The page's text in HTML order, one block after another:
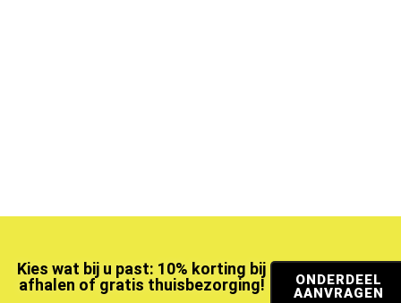
Kies wat bij u past: 10% korting bij
afhalen of gratis thuisbezorging!
ONDERDEEL
AANVRAGEN